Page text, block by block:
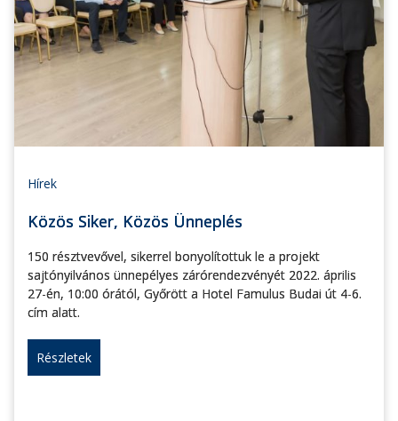
Hírek
Közös Siker, Közös Ünneplés
150 résztvevővel, sikerrel bonyolítottuk le a projekt
sajtónyilvános ünnepélyes zárórendezvényét 2022. április
27-én, 10:00 órától, Győrött a Hotel Famulus Budai út 4-6.
cím alatt.
Részletek